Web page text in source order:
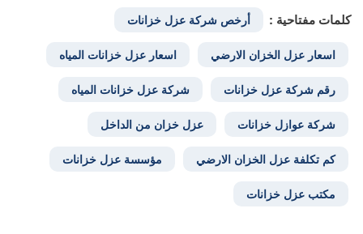
كلمات مفتاحية : أرخص شركة عزل خزانات
اسعار عزل الخزان الارضي اسعار عزل خزانات المياه
رقم شركة عزل خزانات شركة عزل خزانات المياه
شركة عوازل خزانات عزل خزان من الداخل
كم تكلفة عزل الخزان الارضي مؤسسة عزل خزانات
مكتب عزل خزانات